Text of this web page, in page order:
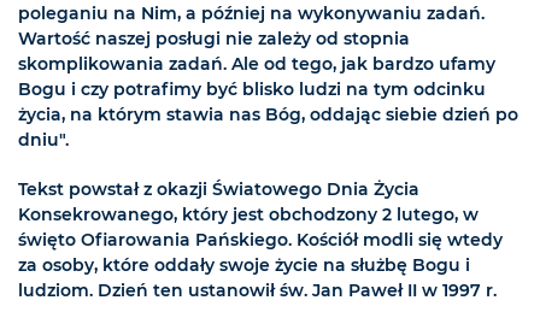
poleganiu na Nim, a później na wykonywaniu zadań.
Wartość naszej posługi nie zależy od stopnia
skomplikowania zadań. Ale od tego, jak bardzo ufamy
Bogu i czy potrafimy być blisko ludzi na tym odcinku
życia, na którym stawia nas Bóg, oddając siebie dzień po
dniu".
Tekst powstał z okazji Światowego Dnia Życia
Konsekrowanego, który jest obchodzony 2 lutego, w
święto Ofiarowania Pańskiego. Kościół modli się wtedy
za osoby, które oddały swoje życie na służbę Bogu i
ludziom. Dzień ten ustanowił św. Jan Paweł II w 1997 r.